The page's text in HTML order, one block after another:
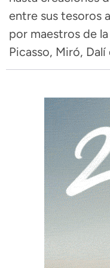
entre sus tesoros
por maestros de
Picasso, Miró, Dalí